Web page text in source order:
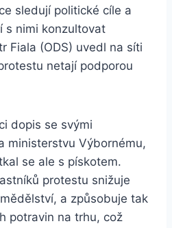
sledují politické cíle a
s nimi konzultovat
Fiala (ODS) uvedl na síti
netají podporou
dopis se svými
ministerstvu Výbornému,
se ale s pískotem.
protestu snižuje
a způsobuje tak
potravin na trhu, což